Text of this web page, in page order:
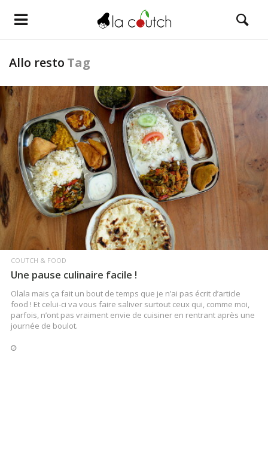
Allo resto Tag
LIRE LA SUITE
COUTCH & FOOD
Une pause culinaire facile !
Olala mais ça fait un bout de temps que je n’ai pas écrit d’article
food ! Et celui-ci va vous faire saliver surtout ceux qui, comme moi,
parfois, n’ont pas vraiment envie de cuisiner en rentrant après une
journée de boulot.